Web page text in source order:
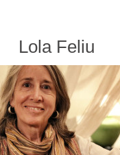
Lola Feliu